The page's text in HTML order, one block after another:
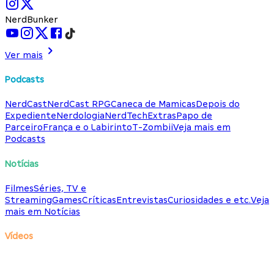
NerdBunker
Ver mais
Podcasts
NerdCastNerdCast RPGCaneca de MamicasDepois do
ExpedienteNerdologiaNerdTechExtrasPapo de
ParceiroFrança e o LabirintoT-ZombiiVeja mais em
Podcasts
Notícias
FilmesSéries, TV e
StreamingGamesCríticasEntrevistasCuriosidades e etc.Veja
mais em Notícias
Vídeos